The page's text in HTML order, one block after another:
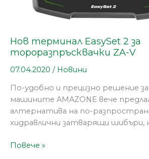
Нов терминал EasySet 2 за
тороразпръсквачки ZA-V
07.04.2020 / Новини
По-удобно и прецизно решение за
машините AMAZONE вече
алтернатива на по-
хидравлични затварящи шибъри,
Повече »